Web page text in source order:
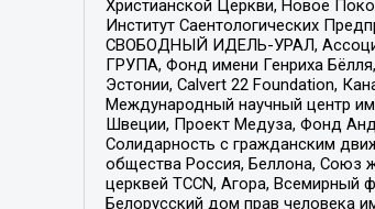
Христианской Церкви, Новое
Институт Саентологических
СВОБОДНЫЙ ИДЕЛЬ-УРАЛ,
ГРУПА, Фонд имени Генриха
Эстонии, Calvert 22 Foundation,
Международный научный центр
Швеции, Проект Медуза, Фонд
Солидарность с гражданским
общества Россия, Беллона, Союз
церквей TCCN, Агора, Всемирный
Белорусский дом прав человека